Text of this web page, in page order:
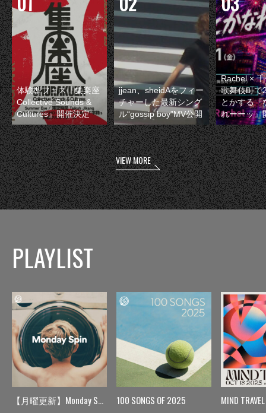
体験型フェス『集楽座
Collective Sounds &
Cultures』開催決定
jjean、sheidAをフィー
チャーした最新シング
ル“gossip boy”MV公開
Rachel ×
歌舞伎町で
とかする『
れーーッ』
VIEW MORE
PLAYLIST
【月曜更新】Monday Spin 100 SONGS OF 2025 MIND TRAVEL